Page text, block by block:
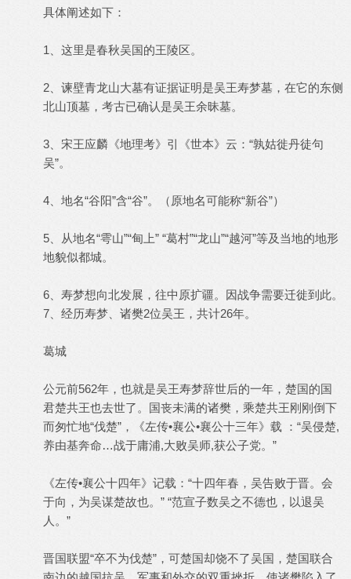
具体阐述如下：
1、这里是春秋吴国的王陵区。
2、谏壁青龙山大墓有证据证明是吴王寿梦墓，在它的东侧
北山顶墓，考古已确认是吴王余昧墓。
3、宋王应麟《地理考》引《世本》云：“孰姑徙丹徒句
吴”。
4、地名“谷阳”含“谷”。（原地名可能称“新谷”）
5、从地名“雩山”“甸上” “葛村”“龙山”“越河”等及当地的地形
地貌似都城。
6、寿梦想向北发展，往中原扩疆。因战争需要迁徙到此。
7、经历寿梦、诸樊2位吴王，共计26年。
葛城
公元前562年，也就是吴王寿梦辞世后的一年，楚国的国
君楚共王也去世了。国丧未满的诸樊，乘楚共王刚刚倒下
而匆忙地“伐楚”，《左传•襄公•襄公十三年》载 ：“吴侵楚,
养由基奔命…战于庸浦,大败吴师,获公子党。”
《左传•襄公十四年》记载：“十四年春，吴告败于晋。会
于向，为吴谋楚故也。” “范宣子数吴之不德也，以退吴
人。”
晋国联盟“卒不为伐楚”，可楚国却饶不了吴国，楚国联合